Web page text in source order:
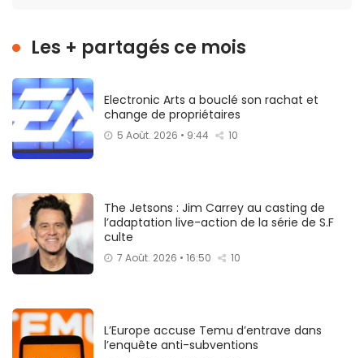
Les + partagés ce mois
Electronic Arts a bouclé son rachat et
change de propriétaires
5 Août. 2026 • 9:44 10
The Jetsons : Jim Carrey au casting de
l’adaptation live-action de la série de S.F
culte
7 Août. 2026 • 16:50 10
L’Europe accuse Temu d’entrave dans
l’enquête anti-subventions